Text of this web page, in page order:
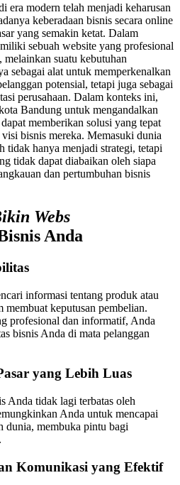
era modern telah menjadi keharusan
keberadaan bisnis secara online
yang semakin ketat. Dalam
sebuah website yang profesional
suatu kebutuhan
sebagai alat untuk memperkenalkan
potensial, tetapi juga sebagai
perusahaan. Dalam konteks ini,
Bandung untuk mengandalkan
memberikan solusi yang tepat
bisnis mereka. Memasuki dunia
tidak hanya menjadi strategi, tetapi
tidak dapat diabaikan oleh siapa
dan pertumbuhan bisnis
Webs
Anda
informasi tentang produk atau
membuat keputusan pembelian.
profesional dan informatif, Anda
bisnis Anda di mata pelanggan
yang Lebih Luas
Anda tidak lagi terbatas oleh
Anda untuk mencapai
dunia, membuka pintu bagi
Komunikasi yang Efektif